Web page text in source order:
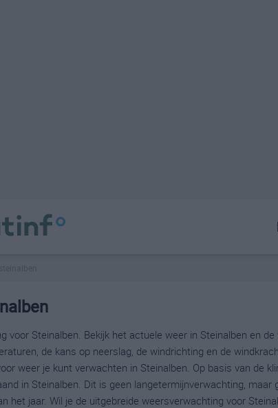
voor Steinalben. Bekijk het actuele weer in Steinalben en de
de kans op neerslag, de windrichting en de
weer je kunt verwachten in Steinalben. Op basis van de
in Steinalben. Dit is geen langetermijnverwachting, maar
het jaar. Wil je de uitgebreide weersverwachting voor